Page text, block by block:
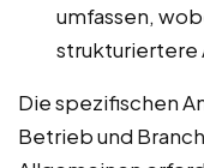
umfassen,
strukturiertere
Die spezifischen
Betrieb und